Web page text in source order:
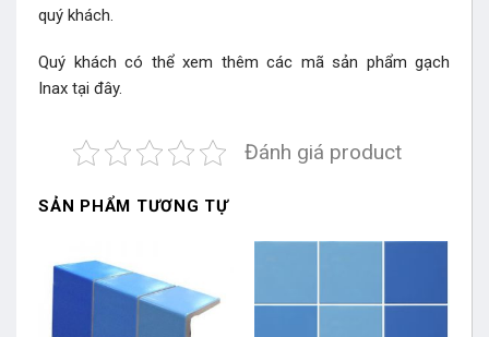
quý khách.
Quý khách có thể xem thêm các mã sản phẩm gạch
Inax tại đây.
Đánh giá product
SẢN PHẨM TƯƠNG TỰ